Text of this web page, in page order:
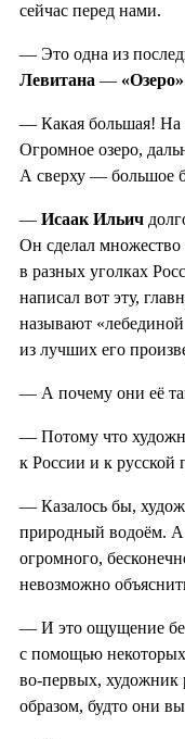
сейчас перед нами.
— Это одна из
Левитана — «Озеро»
— Какая большая! На
Огромное озеро,
А сверху — большое
— Исаак Ильич
Он сделал множество
в разных уголках
написал вот эту,
называют
из лучших его
— А почему они её
— Потому что
к России и к русской
— Казалось бы,
природный водоём. А
огромного,
невозможно
— И это ощущение
с помощью
во-первых, художник
образом, будто они